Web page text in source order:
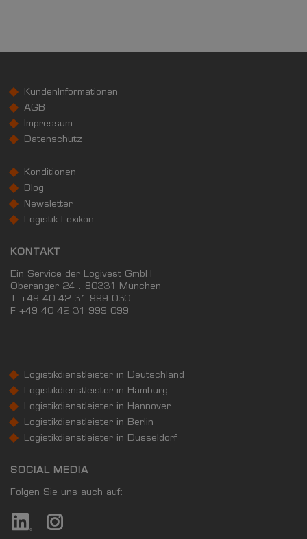
KundenInformationen
AGB
Impressum
Datenschutz
Konditionen
Blog
Newsletter
Logistik Lexikon
KONTAKT
Ein Service der Logivest GmbH
Oberanger 24 . 80331 München
T +49 40 42 31 999 030
F +49 40 42 31 999 099
Logistikdienstleister in Deutschland
Logistikdienstleister in Hamburg
Logistikdienstleister in Hannover
Logistikdienstleister in Berlin
Logistikdienstleister in Düsseldorf
SOCIAL MEDIA
Folgen Sie uns auch auf: